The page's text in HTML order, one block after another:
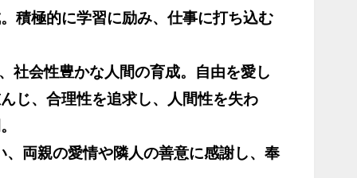
積極的に学習に励み、仕事に打ち込む
社会性豊かな人間の育成。自由を愛し
じ、合理性を追求し、人間性を失わ
両親の愛情や隣人の善意に感謝し、奉